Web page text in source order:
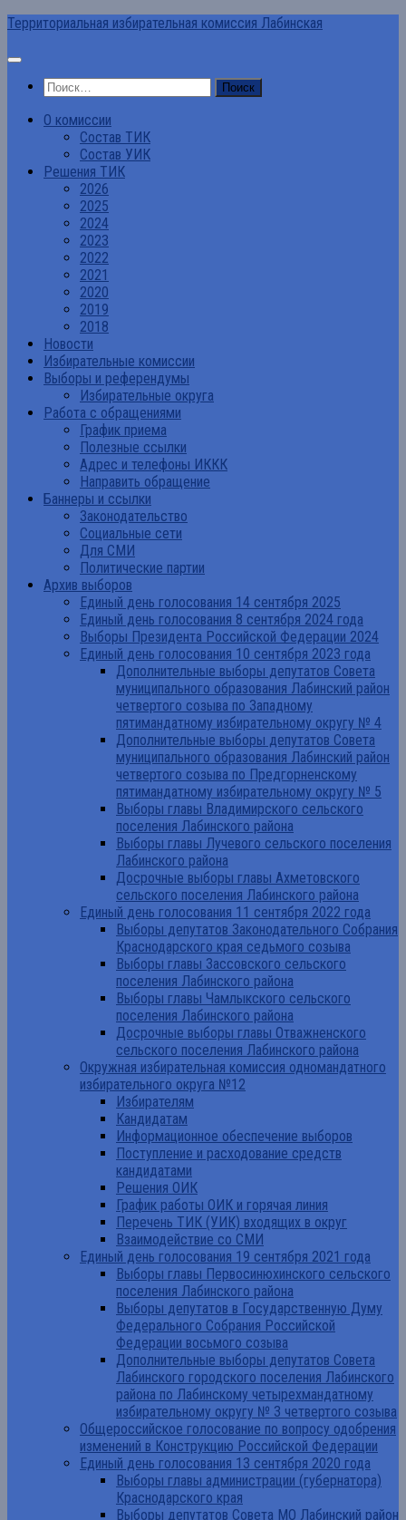
Перейти
содержимому
Территориальная избирательная комиссия Лабинская
Найти:
О комиссии
Состав ТИК
Состав УИК
Решения ТИК
2026
2025
2024
2023
2022
2021
2020
2019
2018
Новости
Избирательные комиссии
Выборы и референдумы
Избирательные округа
Работа с обращениями
График приема
Полезные ссылки
Адрес и телефоны ИККК
Направить обращение
Баннеры и ссылки
Законодательство
Социальные сети
Для СМИ
Политические партии
Архив выборов
Единый день голосования 14 сентября 2025
Единый день голосования 8 сентября 2024 года
Выборы Президента Российской Федерации 2024
Единый день голосования 10 сентября 2023 года
Дополнительные выборы депутатов Совета
муниципального образования Лабинский район
четвертого созыва по Западному
пятимандатному избирательному округу № 4
Дополнительные выборы депутатов Совета
муниципального образования Лабинский район
четвертого созыва по Предгорненскому
пятимандатному избирательному округу № 5
Выборы главы Владимирского сельского
поселения Лабинского района
Выборы главы Лучевого сельского поселения
Лабинского района
Досрочные выборы главы Ахметовского
сельского поселения Лабинского района
Единый день голосования 11 сентября 2022 года
Выборы депутатов Законодательного Собрания
Краснодарского края седьмого созыва
Выборы главы Зассовского сельского
поселения Лабинского района
Выборы главы Чамлыкского сельского
поселения Лабинского района
Досрочные выборы главы Отважненского
сельского поселения Лабинского района
Окружная избирательная комиссия одномандатного
избирательного округа №12
Избирателям
Кандидатам
Информационное обеспечение выборов
Поступление и расходование средств
кандидатами
Решения ОИК
График работы ОИК и горячая линия
Перечень ТИК (УИК) входящих в округ
Взаимодействие со СМИ
Единый день голосования 19 сентября 2021 года
Выборы главы Первосинюхинского сельского
поселения Лабинского района
Выборы депутатов в Государственную Думу
Федерального Собрания Российской
Федерации восьмого созыва
Дополнительные выборы депутатов Совета
Лабинского городского поселения Лабинского
района по Лабинскому четырехмандатному
избирательному округу № 3 четвертого созыва
Общероссийское голосование по вопросу одобрения
изменений в Конструкцию Российской Федерации
Единый день голосования 13 сентября 2020 года
Выборы главы администрации (губернатора)
Краснодарского края
Выборы депутатов Совета МО Лабинский район